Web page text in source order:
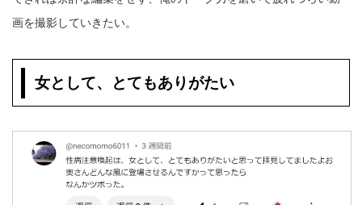
画を撮影していきたい。
女として、とてもありがたい